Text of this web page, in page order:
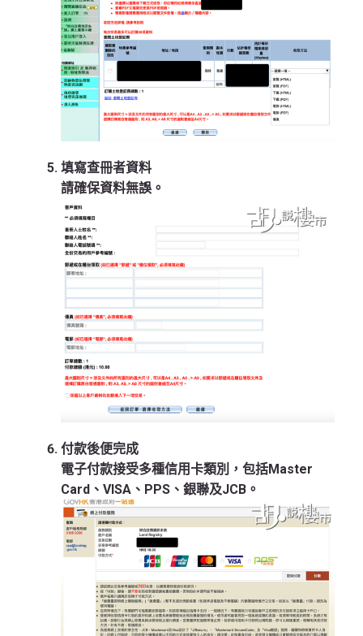
填寫查冊者資料
請確保資料無誤。
付款後便完成
電子付款接受多種信用卡類別，包括Master
Card、VISA、PPS、銀聯及JCB。